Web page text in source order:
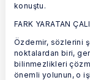
konuştu.
FARK YARATAN
Özdemir, sözlerini
noktalardan biri,
bilinmezlikleri
önemli yolunun, o